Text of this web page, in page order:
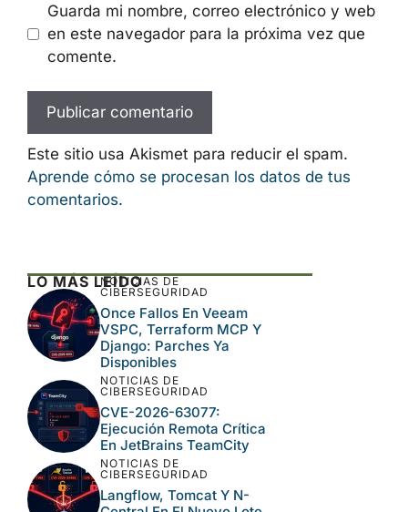
Guarda mi nombre, correo electrónico y web
en este navegador para la próxima vez que
comente.
Este sitio usa Akismet para reducir el spam.
Aprende cómo se procesan los datos de tus
comentarios.
LO MÁS LEÍDO
NOTICIAS DE
CIBERSEGURIDAD
Once Fallos En Veeam
VSPC, Terraform MCP Y
Django: Parches Ya
Disponibles
NOTICIAS DE
CIBERSEGURIDAD
CVE-2026-63077:
Ejecución Remota Crítica
En JetBrains TeamCity
NOTICIAS DE
CIBERSEGURIDAD
Langflow, Tomcat Y N-